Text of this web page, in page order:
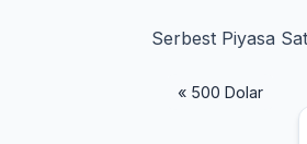
Serbest Piyasa
« 500 Dolar